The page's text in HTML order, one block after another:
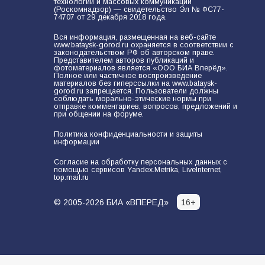
93 03.08.2026
«Пургу нести — не поля
переходить»: почему заявления о
мобилизации — это
пропагандистский вброс
83 01.08.2026
Батайские школьники стали
кластера
80
разведка
технологий и массовых коммуникаций
(Роскомнадзор) — свидетельство Эл № ФС77-
74707 от 29 декабря 2018 года.
Вся информация, размещенная на веб-сайте
www.bataysk-gorod.ru охраняется в соответствии с
законодательством РФ об авторском праве.
Представителем авторов публикаций и
фотоматериалов является «ООО БИА Вперёд».
Полное или частичное воспроизведение
материалов без гиперссылки на www.bataysk-
gorod.ru запрещается. Пользователи должны
соблюдать морально-этические нормы при
отправке комментариев, вопросов, предложений и
при общении на форуме.
Политика конфиденциальности и защиты
информации
Согласие на обработку персональных данных с
помощью сервисов Yandex.Metrika, LiveInternet,
top.mail.ru
© 2005-2026 БИА «ВПЕРЕД» 16+